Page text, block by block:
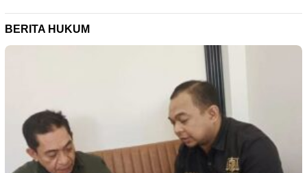
BERITA HUKUM